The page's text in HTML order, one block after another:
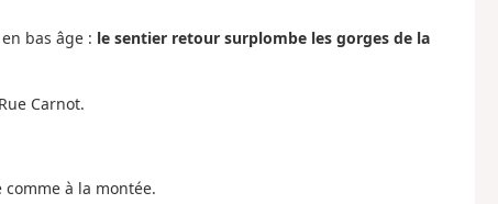
bas âge : le sentier retour surplombe les gorges de la
Carnot.
à la montée.